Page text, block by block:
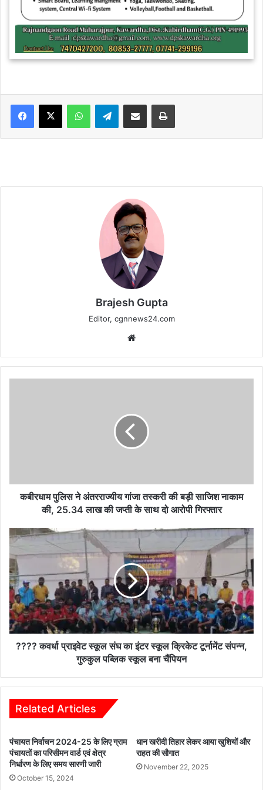
WhatsAppTelegramShare via Email Print
Brajesh Gupta
Editor, cgnnews24.com
साजिश
नाकाम
की
जप्ती
के
साथ
दो
आरोपी
गिरफ्तार
कबीरधाम पुलिस ने अंतरराज्यीय गांजा तस्करी की बड़ी साजिश नाकाम
की, 25.34 लाख की जप्ती के साथ दो आरोपी गिरफ्तार
????
कवर्धा
प्राइवेट
स्कूल
संघ
का
इंटर
स्कूल
क्रिकेट
टूर्नामेंट
बना
चैंपियन
???? कवर्धा प्राइवेट स्कूल संघ का इंटर स्कूल क्रिकेट टूर्नामेंट संपन्न,
गुरुकुल पब्लिक स्कूल बना चैंपियन
Related Articles
पंचायत निर्वाचन 2024-25 के लिए ग्राम
पंचायतों का परिसीमन वार्ड एवं क्षेत्र
निर्धारण के लिए समय सारणी जारी
October 15, 2024
धान खरीदी तिहार लेकर आया खुशियों और
राहत की सौगात
November 22, 2025